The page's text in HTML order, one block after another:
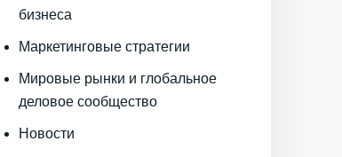
бизнеса
Маркетинговые стратегии
Мировые рынки и глобальное
деловое сообщество
Новости